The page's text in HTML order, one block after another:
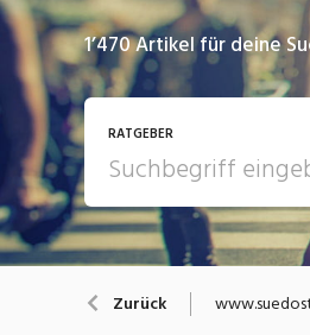
1’470Artikel für deine
RATGEBER
13 Fragen - 13
Bewerbung /
Zurück